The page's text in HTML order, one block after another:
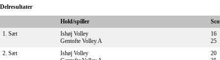
Delresultater
Hold/spiller
1. Sæt
Ishøj Volley
Gentofte Volley.A
16
25
2. Sæt
Ishøj Volley
20